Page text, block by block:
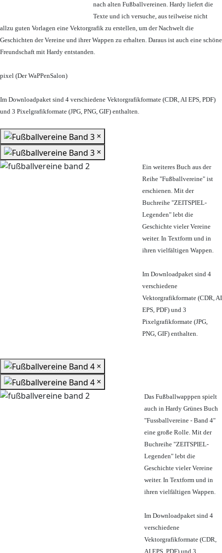
nach alten Fußballvereinen. Hardy liefert die
Texte und ich versuche, aus teilweise nicht
allzu guten Vorlagen eine Vektorgrafik zu erstellen, um der Nachwelt die
Geschichten der Vereine und ihrer Wappen zu erhalten. Daraus ist auch eine schöne
Freundschaft mit Hardy entstanden.
pixel (Der WaPPenSalon)
Im Downloadpaket sind 4 verschiedene Vektorgrafikformate (CDR, AI EPS, PDF)
und 3 Pixelgrafikformate (JPG, PNG, GIF) enthalten.
×
×
Ein weiteres Buch aus der
Reihe "Fußballvereine" ist
erschienen. Mit der
Buchreihe "ZEITSPIEL-
Legenden" lebt die
Geschichte vieler Vereine
weiter. In Textform und in
ihren vielfältigen Wappen.
Im Downloadpaket sind 4
verschiedene
Vektorgrafikformate (CDR, AI
EPS, PDF) und 3
Pixelgrafikformate (JPG,
PNG, GIF) enthalten.
×
×
Das Fußballwapppen spielt
auch in Hardy Grünes Buch
"Fussballvereine - Band 4"
eine große Rolle. Mit der
Buchreihe "ZEITSPIEL-
Legenden" lebt die
Geschichte vieler Vereine
weiter. In Textform und in
ihren vielfältigen Wappen.
Im Downloadpaket sind 4
verschiedene
Vektorgrafikformate (CDR,
AI EPS, PDF) und 3